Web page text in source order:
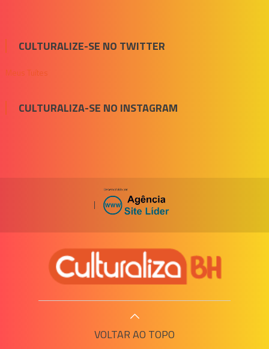
CULTURALIZE-SE NO TWITTER
Meus Tuítes
CULTURALIZA-SE NO INSTAGRAM
|
VOLTAR AO TOPO